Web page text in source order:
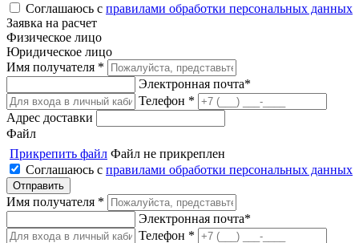
Соглашаюсь с правилами обработки персональных данных
Заявка на расчет
Физическое лицо
Юридическое лицо
Имя получателя *
Электронная почта*
Телефон *
Адрес доставки
Файл
Прикрепить файл Файл не прикреплен
Соглашаюсь с правилами обработки персональных данных
Имя получателя *
Электронная почта*
Телефон *